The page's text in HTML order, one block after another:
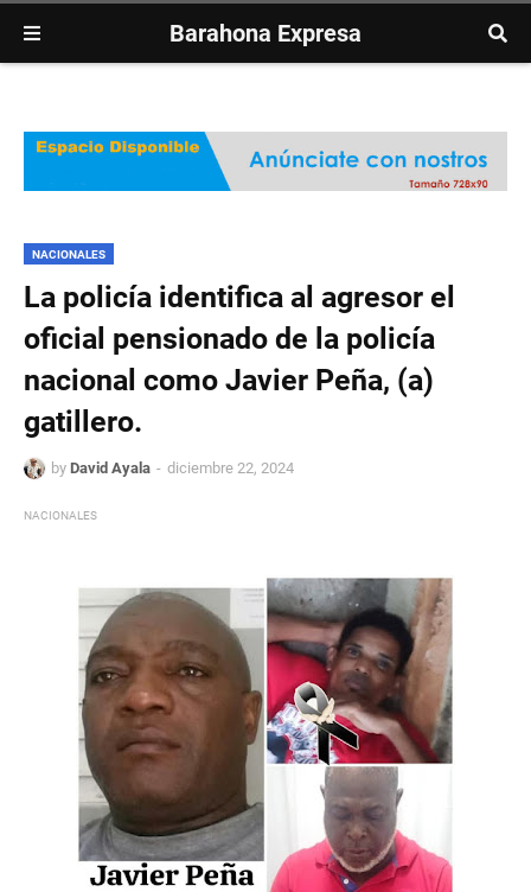
Barahona Expresa
NACIONALES
La policía identifica al agresor el
oficial pensionado de la policía
nacional como Javier Peña, (a)
gatillero.
by David Ayala diciembre 22, 2024
NACIONALES